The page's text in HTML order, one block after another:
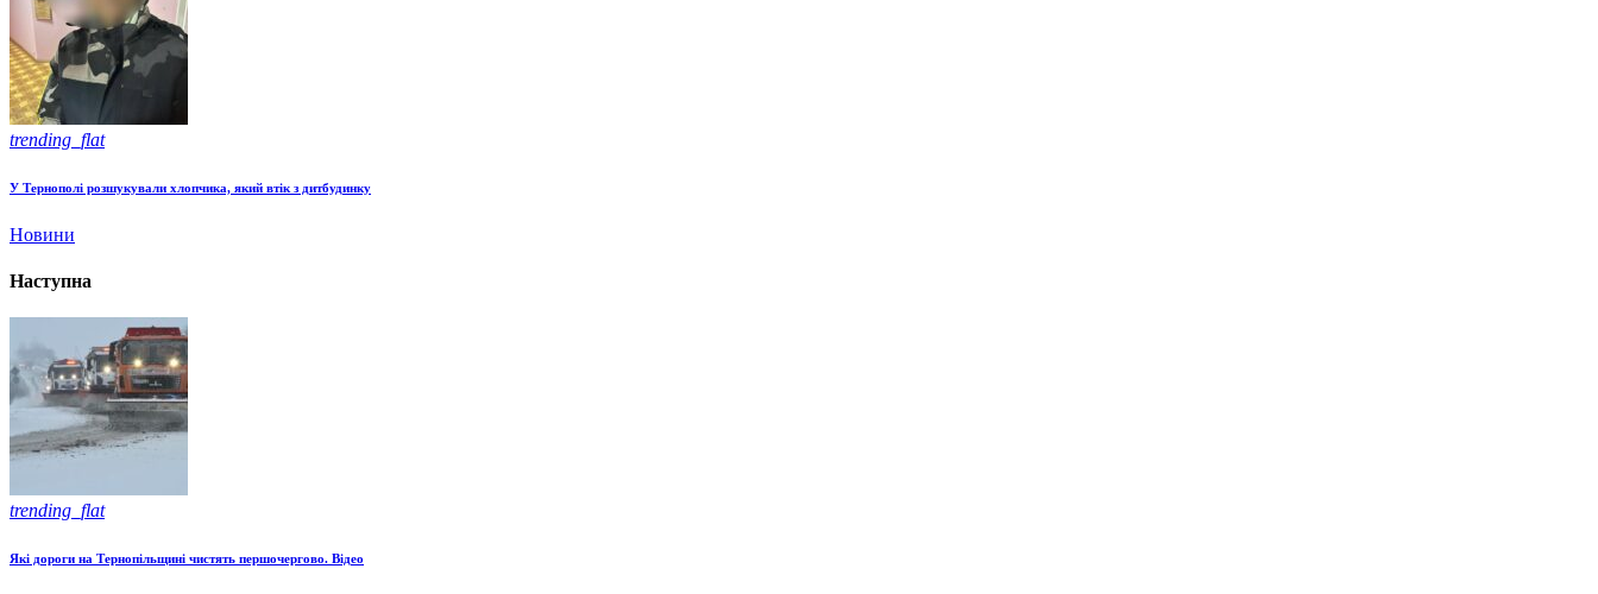
trending_flat
У Тернополі розшукували хлопчика, який втік з дитбудинку
Новини
Наступна
trending_flat
Які дороги на Тернопільщині чистять першочергово. Відео